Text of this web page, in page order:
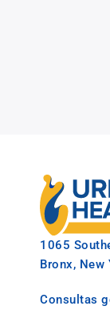
1065
Bronx, New
Consultas